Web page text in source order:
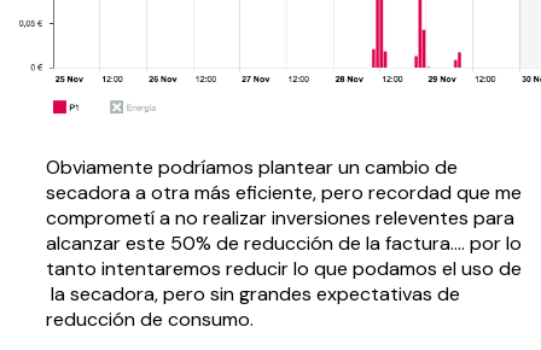
Obviamente podríamos plantear un cambio de
secadora a otra más eficiente, pero recordad que me
comprometí a no realizar inversiones releventes para
alcanzar este 50% de reducción de la factura…. por lo
tanto intentaremos reducir lo que podamos el uso de
la secadora, pero sin grandes expectativas de
reducción de consumo.